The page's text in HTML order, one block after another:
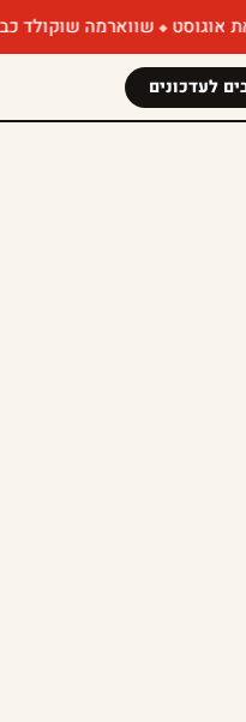
שווארמה שוקולד כבר ניסיתם?
לעדכונים